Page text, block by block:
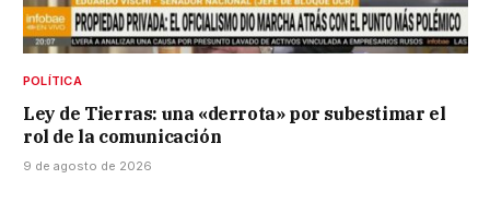
POLÍTICA
Ley de Tierras: una «derrota» por subestimar el
rol de la comunicación
9 de agosto de 2026